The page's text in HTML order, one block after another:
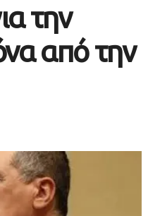
την
από την